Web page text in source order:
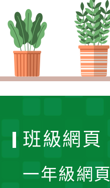
班級網頁
一年級網頁